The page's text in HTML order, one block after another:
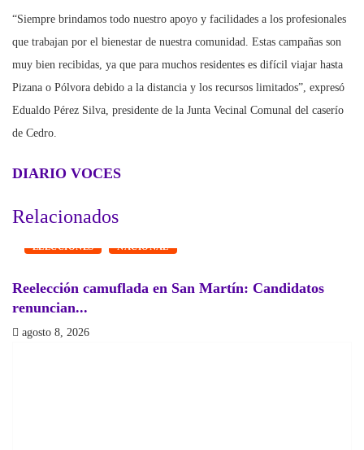
“Siempre brindamos todo nuestro apoyo y facilidades a los profesionales
que trabajan por el bienestar de nuestra comunidad. Estas campañas son
muy bien recibidas, ya que para muchos residentes es difícil viajar hasta
Pizana o Pólvora debido a la distancia y los recursos limitados”, expresó
Edualdo Pérez Silva, presidente de la Junta Vecinal Comunal del caserío
de Cedro.
DIARIO VOCES
Relacionados
ELECCIONES NACIONAL
Reelección camuflada en San Martín: Candidatos
renuncian...
agosto 8, 2026